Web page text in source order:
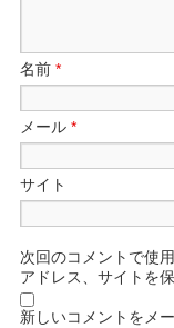
名前*
メール*
サイト
次回のコメントで使
アドレス、サイトを保
新しいコメントをメ